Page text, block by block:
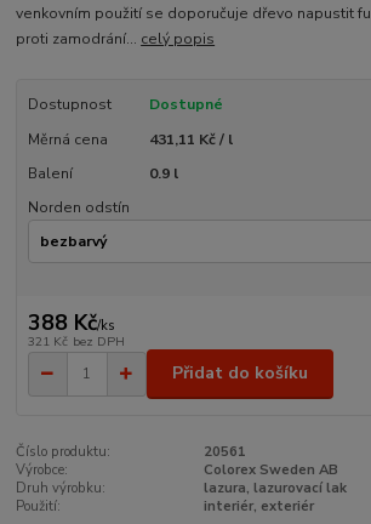
venkovním použití se doporučuje dřevo napustit
proti zamodrání... celý popis
Dostupnost
Dostupné
Měrná cena
431,11 Kč / l
Balení
0.9 l
Norden odstín
388 Kč/ks
321 Kč bez DPH
Přidat do košíku
Číslo produktu:
20561
Výrobce:
Colorex Sweden AB
Druh výrobku:
lazura, lazurovací lak
Použití:
interiér, exteriér